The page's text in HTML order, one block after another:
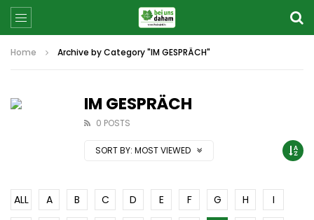
Home Archive by Category "IM GESPRÄCH"
IM GESPRÄCH
0 POSTS
SORT BY: MOST VIEWED
ALL A B C D E F G H
I